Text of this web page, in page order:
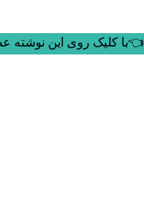
👈با کلیک روی این نوشته